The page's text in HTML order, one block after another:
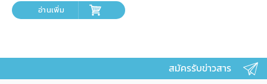
อ่านเพิ่ม
สมัครรับข่าวสาร